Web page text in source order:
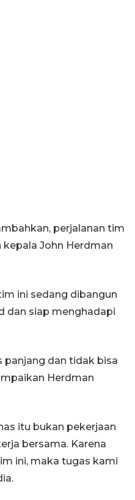
perjalanan tim
John Herdman
ini sedang dibangun
dan siap menghadapi
panjang dan tidak bisa
Herdman
itu bukan pekerjaan
bersama. Karena
ini, maka tugas kami